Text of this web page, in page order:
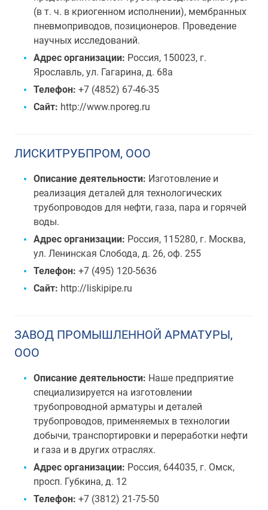
(в т. ч. в криогенном исполнении), мембранных
пневмоприводов, позиционеров. Проведение
научных исследований.
Адрес организации: Россия, 150023, г.
Ярославль, ул. Гагарина, д. 68а
Телефон: +7 (4852) 67-46-35
Сайт: http://www.nporeg.ru
ЛИСКИТРУБПРОМ, ООО
Описание деятельности: Изготовление и
реализация деталей для технологических
трубопроводов для нефти, газа, пара и горячей
воды.
Адрес организации: Россия, 115280, г. Москва,
ул. Ленинская Слобода, д. 26, оф. 255
Телефон: +7 (495) 120-5636
Сайт: http://liskipipe.ru
ЗАВОД ПРОМЫШЛЕННОЙ АРМАТУРЫ,
ООО
Описание деятельности: Наше предприятие
специализируется на изготовлении
трубопроводной арматуры и деталей
трубопроводов, применяемых в технологии
добычи, транспортировки и переработки нефти
и газа и в других отраслях.
Адрес организации: Россия, 644035, г. Омск,
просп. Губкина, д. 12
Телефон: +7 (3812) 21-75-50